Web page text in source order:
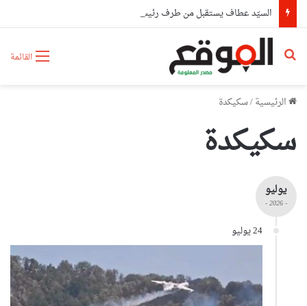
القائمة بحث عن
الرئيسية/سكيكدة
سكيكدة
يوليو
- 2026 -
24 يوليو